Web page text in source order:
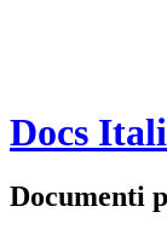
Docs
Documenti